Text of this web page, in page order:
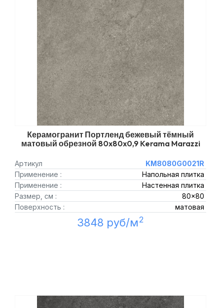
Керамогранит Портленд бежевый тёмный
матовый обрезной 80x80x0,9 Kerama Marazzi
Артикул
KM8080G0021R
Применение :
Напольная плитка
Применение :
Настенная плитка
Размер, см :
80x80
Поверхность :
матовая
3848 руб/м2